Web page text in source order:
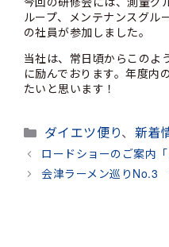
ループ、メンテナンスグル
の社員が参加しました。
当社は、常日頃からこのよ
に励んでおります。年度内
たいと思います！
カ
テ
ゴ
ダイエツ便り、 新着
ロードショーのご案内「
会津ラーメン巡りNo.3